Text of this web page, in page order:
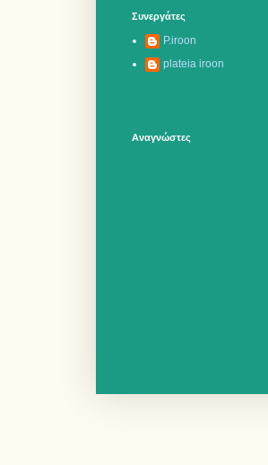
Συνεργάτες
P.iroon
plateia iroon
Αναγνώστες